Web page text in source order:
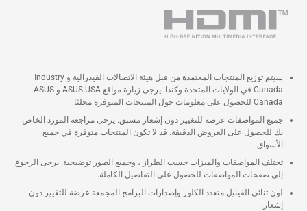
سيتم توزيع المنتجات المعتمدة من قبل هيئة الاتصالات الفيدرالية و Industry
Canada في الولايات المتحدة وكندا. يرجى زيارة مواقع ASUS USA و ASUS
Canada للحصول على معلومات حول المنتجات المتوفرة محليًا.
جميع المواصفات عرضة للتغيير دون إشعار مسبق. يرجى مراجعة المورد الخاص
بك للحصول على العروض الدقيقة. قد لا تكون المنتجات متوفرة في جميع
الأسواق.
تختلف المواصفات والميزات حسب الطراز ، وجميع الصور توضيحية. يرجى الرجوع
إلى صفحات المواصفات للحصول على التفاصيل الكاملة.
لون ثنائي الفينيل متعدد الكلور وإصدارات البرامج المجمعة عرضة للتغيير دون
إشعار.